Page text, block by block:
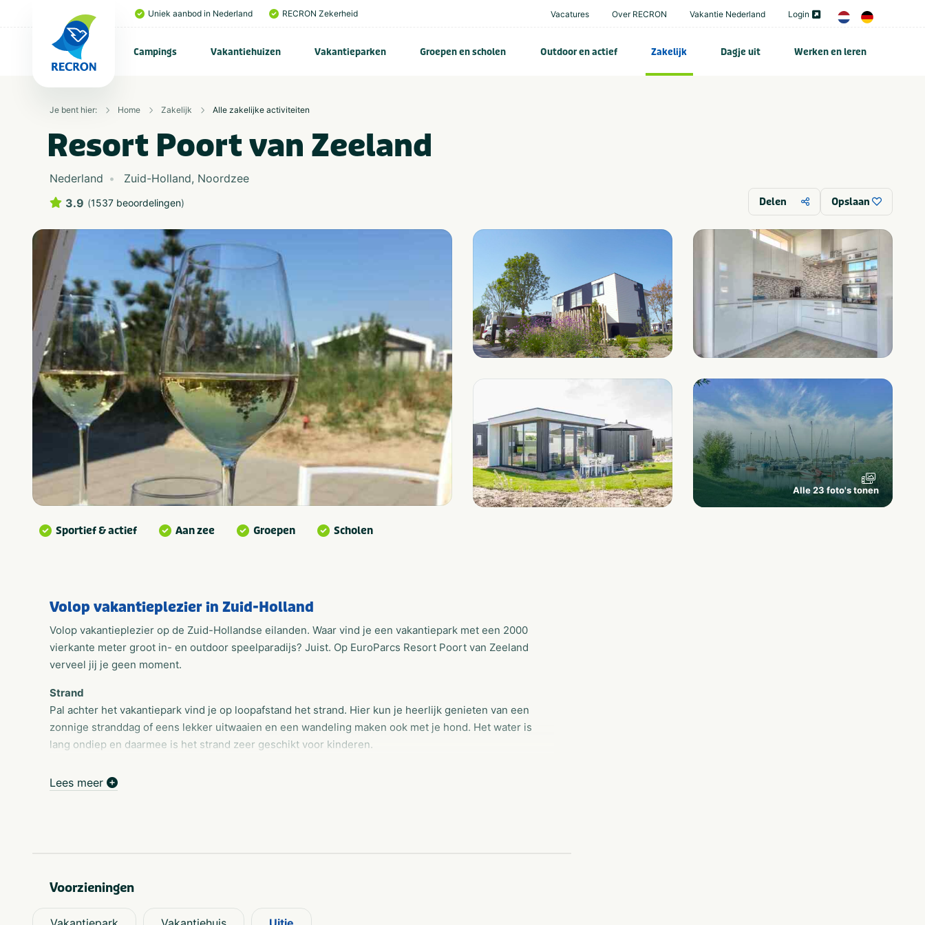
Uniek aanbod in Nederland RECRON Zekerheid Vacatures Over RECRON Vakantie Nederland Login
Campings Vakantiehuizen Vakantieparken Groepen en scholen Outdoor en actief Zakelijk Dagje uit Werken en leren
Je bent hier: Home Zakelijk Alle zakelijke activiteiten
Resort Poort van Zeeland
Nederland Zuid-Holland, Noordzee
3.9 (1537 beoordelingen) Delen Opslaan
Alle 23 foto's tonen
Sportief & actief Aan zee Groepen Scholen
Volop vakantieplezier in Zuid-Holland
Volop vakantieplezier op de Zuid-Hollandse eilanden. Waar vind je een vakantiepark met een 2000
vierkante meter groot in- en outdoor speelparadijs? Juist. Op EuroParcs Resort Poort van Zeeland
verveel jij je geen moment.
Strand
Pal achter het vakantiepark vind je op loopafstand het strand. Hier kun je heerlijk genieten van een
zonnige stranddag of eens lekker uitwaaien en een wandeling maken ook met je hond. Het water is
lang ondiep en daarmee is het strand zeer geschikt voor kinderen.
Een bezoek aan Adventuredome staat garant voor heel veel speelplezier. Voor kleine en hele grote
Omgeving
omgeving kun je naast het maken van prachtige wandel- en fietstochten ook naar het strand van
Lees meer
Voorzieningen